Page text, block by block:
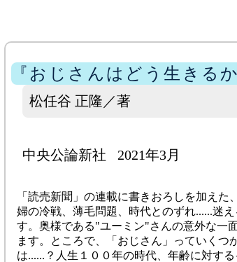
『おじさんはどう生きるか
松任谷 正隆／著
中央公論新社 2021年3月
「読売新聞」の連載に書きおろしを加え
婦の冷戦、薄毛問題、時代とのずれ......迷
す。奥様である"ユーミン"さんの意外な一
ます。ところで、「おじさん」っていくつ
は......？人生１００年の時代、年齢に対す